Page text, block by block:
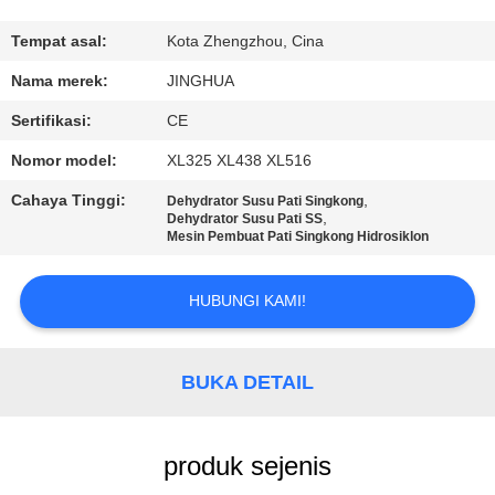
TUR
PABRIK
KONTROL
KAMI
PENAWARAN
Tempat asal: Kota Zhengzhou, Cina
Nama merek: JINGHUA
Sertifikasi: CE
Nomor model: XL325 XL438 XL516
Cahaya Tinggi: Dehydrator Susu Pati Singkong,
Dehydrator Susu Pati SS,
Mesin Pembuat Pati Singkong Hidrosiklon
HUBUNGI KAMI!
BUKA DETAIL
produk sejenis